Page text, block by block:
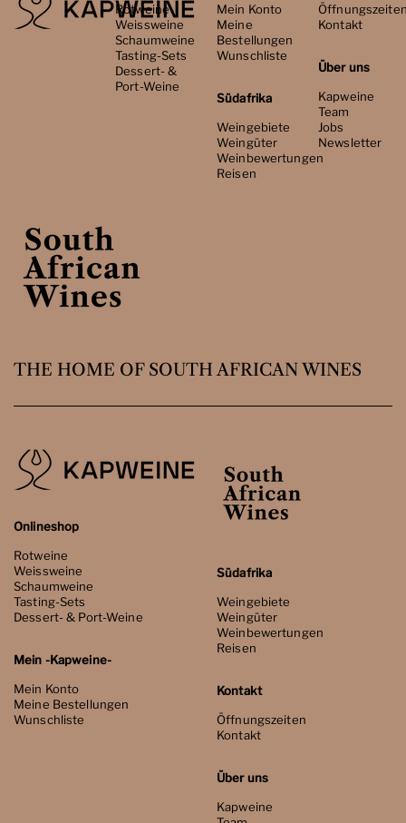
Rotweine
Weissweine
Schaumweine
Tasting-Sets
Dessert- &
Port-Weine
Mein Konto
Meine
Bestellungen
Wunschliste
Südafrika
Weingebiete
Weingüter
Weinbewertungen
Reisen
Kontakt
Über uns
Kapweine
Team
Jobs
Newsletter
THE HOME OF SOUTH AFRICAN WINES
Onlineshop
Rotweine
Weissweine
Schaumweine
Tasting-Sets
Dessert- & Port-Weine
Mein -Kapweine-
Mein Konto
Meine Bestellungen
Wunschliste
Südafrika
Weingebiete
Weingüter
Weinbewertungen
Reisen
Kontakt
Öffnungszeiten
Kontakt
Über uns
Kapweine